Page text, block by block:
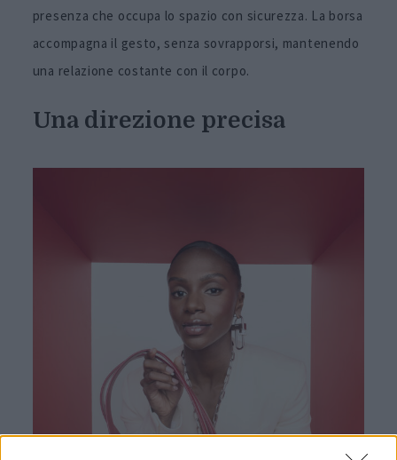
presenza che occupa lo spazio con sicurezza. La borsa
accompagna il gesto, senza sovrapporsi, mantenendo
una relazione costante con il corpo.
Una direzione precisa